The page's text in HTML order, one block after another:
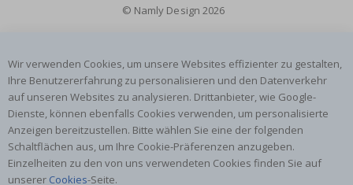
© Namly Design 2026
Wir verwenden Cookies, um unsere Websites effizienter zu gestalten,
Ihre Benutzererfahrung zu personalisieren und den Datenverkehr
auf unseren Websites zu analysieren. Drittanbieter, wie Google-
Dienste, können ebenfalls Cookies verwenden, um personalisierte
Anzeigen bereitzustellen. Bitte wählen Sie eine der folgenden
Schaltflächen aus, um Ihre Cookie-Präferenzen anzugeben.
Einzelheiten zu den von uns verwendeten Cookies finden Sie auf
unserer Cookies-Seite.